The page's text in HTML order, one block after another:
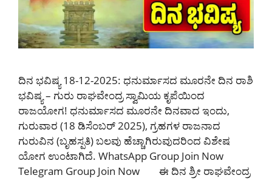
ದಿನ ಭವಿಷ್ಯ 18-12-2025: ಧನುರ್ಮಾಸದ ಮೂರನೇ ದಿನ ರಾಶಿ
ಭವಿಷ್ಯ – ಗುರು ರಾಘವೇಂದ್ರ ಸ್ವಾಮಿಯ ಕೃಪೆಯಿಂದ
ರಾಜಯೋಗ! ಧನುರ್ಮಾಸದ ಮೂರನೇ ದಿನವಾದ ಇಂದು,
ಗುರುವಾರ (18 ಡಿಸೆಂಬರ್ 2025), ಗ್ರಹಗಳ ರಾಜನಾದ
ಗುರುವಿನ (ಬೃಹಸ್ಪತಿ) ಬಲವು ಹೆಚ್ಚಾಗಿರುವುದರಿಂದ ವಿಶೇಷ
ಯೋಗ ಉಂಟಾಗಿದೆ. WhatsApp Group Join Now
Telegram Group Join Now ಈ ದಿನ ಶ್ರೀ ರಾಘವೇಂದ್ರ